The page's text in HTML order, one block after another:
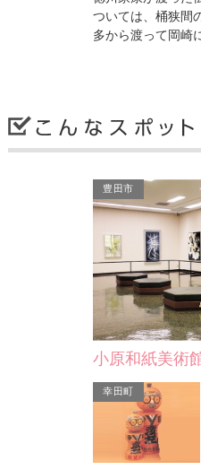
ついては、桶狭間
多から渡って岡崎
三陶園
高浜ならではの、
製造、販売して
デニング用小物も
高浜市
豊田市
小原和紙美術
幸田町